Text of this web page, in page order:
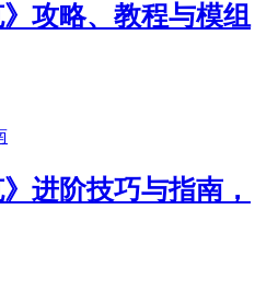
》攻略、教程与模组
》进阶技巧与指南，